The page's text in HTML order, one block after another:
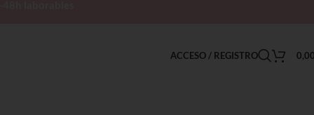
ACCESO / REGISTRO